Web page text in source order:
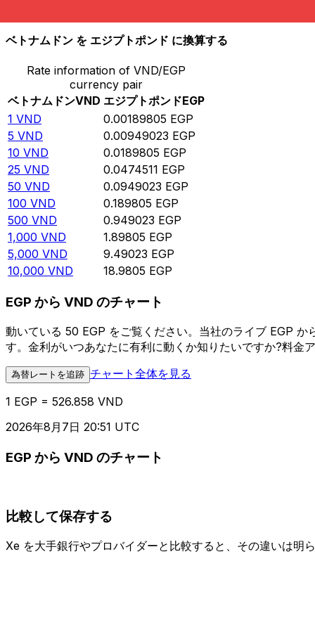
ベトナムドン を エジプトポンド に換算する
Rate information of VND/EGP
currency pair
ベトナムドンVND エジプトポンドEGP
1 VND 0.00189805 EGP
5 VND 0.00949023 EGP
10 VND 0.0189805 EGP
25 VND 0.0474511 EGP
50 VND 0.0949023 EGP
100 VND 0.189805 EGP
500 VND 0.949023 EGP
1,000 VND 1.89805 EGP
5,000 VND 9.49023 EGP
10,000 VND 18.9805 EGP
EGP から VND のチャート
動いている 50 EGP をご覧ください。当社のライブ EGP
す。金利がいつあなたに有利に動くか知りたいですか?料金
為替レートを追跡 チャート全体を見る
1 EGP = 526.858 VND
2026年8月7日 20:51 UTC
EGP から VND のチャート
比較して保存する
Xe を大手銀行やプロバイダーと比較すると、その違いは明